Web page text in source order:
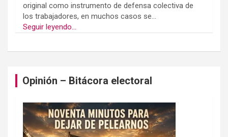
original como instrumento de defensa colectiva de
los trabajadores, en muchos casos se...
Seguir leyendo...
Opinión – Bitácora electoral